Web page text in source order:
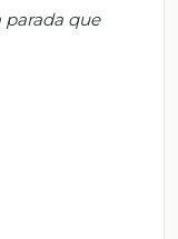
parada que